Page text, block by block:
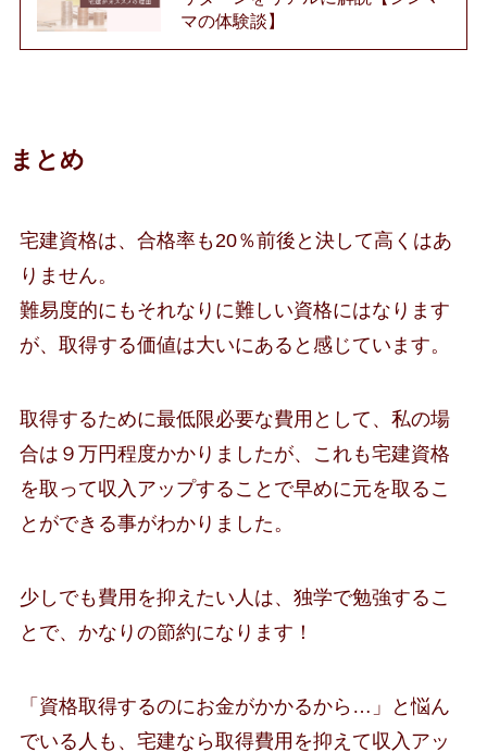
マの体験談】
まとめ
宅建資格は、合格率も20％前後と決して高くはあ
りません。
難易度的にもそれなりに難しい資格にはなります
が、取得する価値は大いにあると感じています。
取得するために最低限必要な費用として、私の場
合は９万円程度かかりましたが、これも宅建資格
を取って収入アップすることで早めに元を取るこ
とができる事がわかりました。
少しでも費用を抑えたい人は、独学で勉強するこ
とで、かなりの節約になります！
「資格取得するのにお金がかかるから…」と悩ん
でいる人も、宅建なら取得費用を抑えて収入アッ